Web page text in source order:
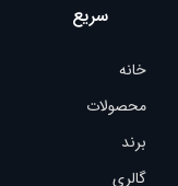
سریع
خانه
محصولات
برند
گالری